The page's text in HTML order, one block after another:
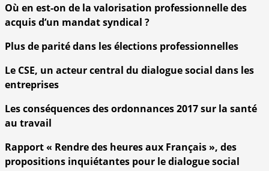
Où en est-on de la valorisation professionnelle des
acquis d’un mandat syndical ?
Plus de parité dans les élections professionnelles
Le CSE, un acteur central du dialogue social dans les
entreprises
Les conséquences des ordonnances 2017 sur la santé
au travail
Rapport « Rendre des heures aux Français », des
propositions inquiétantes pour le dialogue social